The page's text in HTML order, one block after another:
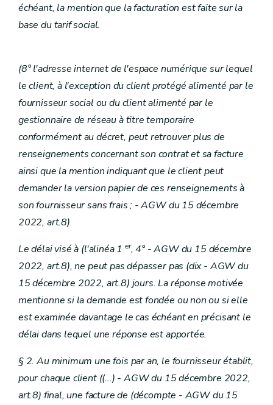
échéant, la mention que la facturation est faite sur la
base du tarif social.
(8° l'adresse internet de l'espace numérique sur lequel
le client, à l'exception du client protégé alimenté par le
fournisseur social ou du client alimenté par le
gestionnaire de réseau à titre temporaire
conformément au décret, peut retrouver plus de
renseignements concernant son contrat et sa facture
ainsi que la mention indiquant que le client peut
demander la version papier de ces renseignements à
son fournisseur sans frais ; - AGW du 15 décembre
2022, art.8)
Le délai visé à (l'alinéa 1 er, 4° - AGW du 15 décembre
2022, art.8), ne peut pas dépasser pas (dix - AGW du
15 décembre 2022, art.8) jours. La réponse motivée
mentionne si la demande est fondée ou non ou si elle
est examinée davantage le cas échéant en précisant le
délai dans lequel une réponse est apportée.
§ 2. Au minimum une fois par an, le fournisseur établit,
pour chaque client ((...) - AGW du 15 décembre 2022,
art.8) final, une facture de (décompte - AGW du 15